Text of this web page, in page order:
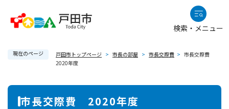
検索・メニュー
現在のページ 戸田市トップページ > 市長の部屋 > 市長交際費 > 市長交際費
2020年度
本
市長交際費 2020年度